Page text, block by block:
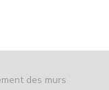
des murs